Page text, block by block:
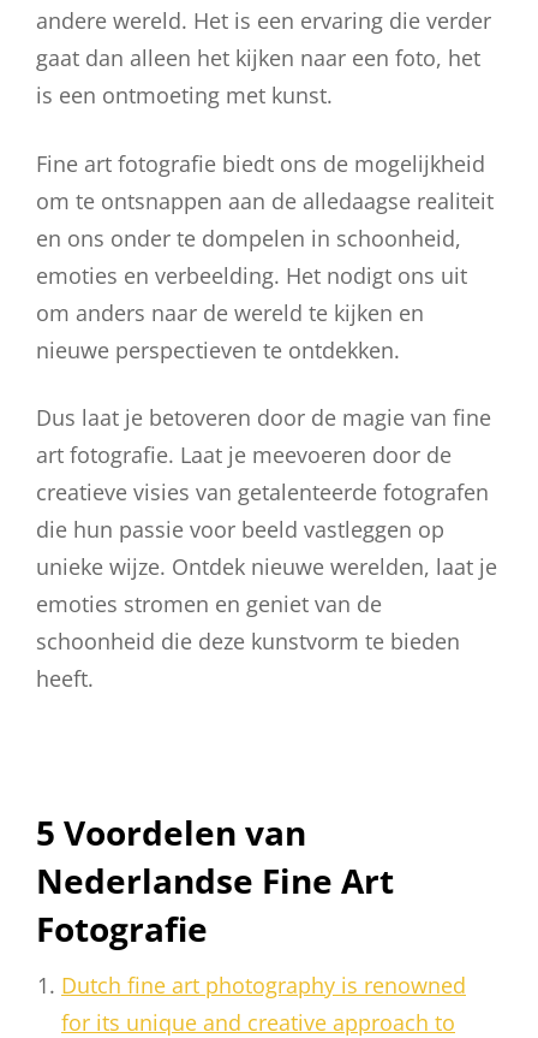
andere wereld. Het is een ervaring die verder
gaat dan alleen het kijken naar een foto, het
is een ontmoeting met kunst.
Fine art fotografie biedt ons de mogelijkheid
om te ontsnappen aan de alledaagse realiteit
en ons onder te dompelen in schoonheid,
emoties en verbeelding. Het nodigt ons uit
om anders naar de wereld te kijken en
nieuwe perspectieven te ontdekken.
Dus laat je betoveren door de magie van fine
art fotografie. Laat je meevoeren door de
creatieve visies van getalenteerde fotografen
die hun passie voor beeld vastleggen op
unieke wijze. Ontdek nieuwe werelden, laat je
emoties stromen en geniet van de
schoonheid die deze kunstvorm te bieden
heeft.
5 Voordelen van
Nederlandse Fine Art
Fotografie
Dutch fine art photography is renowned
for its unique and creative approach to